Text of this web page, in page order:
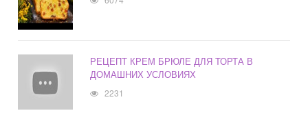
РЕЦЕПТ КРЕМ БРЮЛЕ ДЛЯ ТОРТА В
ДОМАШНИХ УСЛОВИЯХ
2231